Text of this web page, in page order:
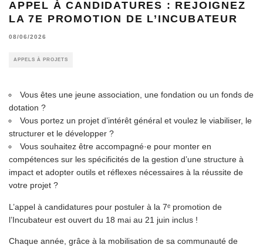
APPEL À CANDIDATURES : REJOIGNEZ
LA 7E PROMOTION DE L’INCUBATEUR
08/06/2026
APPELS À PROJETS
Vous êtes une jeune association, une fondation ou un fonds de
dotation ?
Vous portez un projet d’intérêt général et voulez le viabiliser, le
structurer et le développer ?
Vous souhaitez être accompagné·e pour monter en
compétences sur les spécificités de la gestion d’une structure à
impact et adopter outils et réflexes nécessaires à la réussite de
votre projet ?
L’appel à candidatures pour postuler à la 7ᵉ promotion de
l’Incubateur est ouvert du 18 mai au 21 juin inclus !
Chaque année, grâce à la mobilisation de sa communauté de